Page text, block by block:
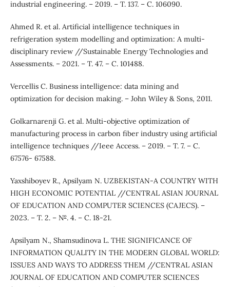
industrial engineering. – 2019. – Т. 137. – С. 106090.
Ahmed R. et al. Artificial intelligence techniques in
refrigeration system modelling and optimization: A multi-
disciplinary review //Sustainable Energy Technologies and
Assessments. – 2021. – Т. 47. – С. 101488.
Vercellis C. Business intelligence: data mining and
optimization for decision making. – John Wiley & Sons, 2011.
Golkarnarenji G. et al. Multi-objective optimization of
manufacturing process in carbon fiber industry using artificial
intelligence techniques //Ieee Access. – 2019. – Т. 7. – С.
67576- 67588.
Yaxshiboyev R., Apsilyam N. UZBEKISTAN-A COUNTRY WITH
HIGH ECONOMIC POTENTIAL //CENTRAL ASIAN JOURNAL
OF EDUCATION AND COMPUTER SCIENCES (CAJECS). –
2023. – Т. 2. – №. 4. – С. 18-21.
Apsilyam N., Shamsudinova L. THE SIGNIFICANCE OF
INFORMATION QUALITY IN THE MODERN GLOBAL WORLD:
ISSUES AND WAYS TO ADDRESS THEM //CENTRAL ASIAN
JOURNAL OF EDUCATION AND COMPUTER SCIENCES